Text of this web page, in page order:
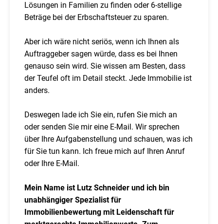
Lösungen in Familien zu finden oder 6-stellige
Beträge bei der Erbschaftsteuer zu sparen.
Aber ich wäre nicht seriös, wenn ich Ihnen als
Auftraggeber sagen würde, dass es bei Ihnen
genauso sein wird. Sie wissen am Besten, dass
der Teufel oft im Detail steckt. Jede Immobilie ist
anders.
Deswegen lade ich Sie ein, rufen Sie mich an
oder senden Sie mir eine E-Mail. Wir sprechen
über Ihre Aufgabenstellung und schauen, was ich
für Sie tun kann. Ich freue mich auf Ihren Anruf
oder Ihre E-Mail.
Mein Name ist Lutz Schneider und ich bin
unabhängiger Spezialist für
Immobilienbewertung mit Leidenschaft für